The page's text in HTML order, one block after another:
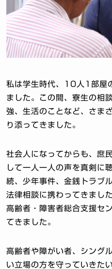
私は学生時代、10人1部屋
ました。この間、寮生の相
強、生活のことなど、さま
り添ってきました。
社会人になってからも、庶
して一人一人の声を真剣に
続、少年事件、金銭トラブ
法律相談に携わってきまし
高齢者・障害者総合支援セ
てきました。
高齢者や障がい者、シング
い立場の方を守っていきた